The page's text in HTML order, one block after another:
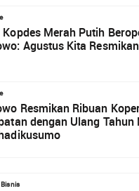
Kopdes Merah Putih
Agustus Kita
Resmikan Ribuan
dengan Ulang Tahun